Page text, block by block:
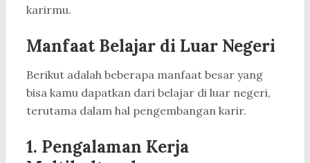
karirmu.
Manfaat Belajar di Luar Negeri
Berikut adalah beberapa manfaat besar yang
bisa kamu dapatkan dari belajar di luar negeri,
terutama dalam hal pengembangan karir.
1. Pengalaman Kerja